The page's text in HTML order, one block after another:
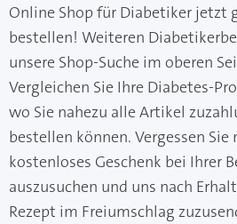
Online Shop für Diabetiker jetzt
bestellen! Weiteren
unsere Shop-Suche im oberen
Vergleichen Sie Ihre Diabetes-
wo Sie nahezu alle Artikel
bestellen können. Vergessen Sie
kostenloses Geschenk bei Ihrer
auszusuchen und uns nach
Rezept im Freiumschlag